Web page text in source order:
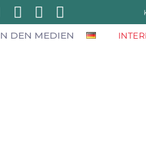
DEN MEDIEN